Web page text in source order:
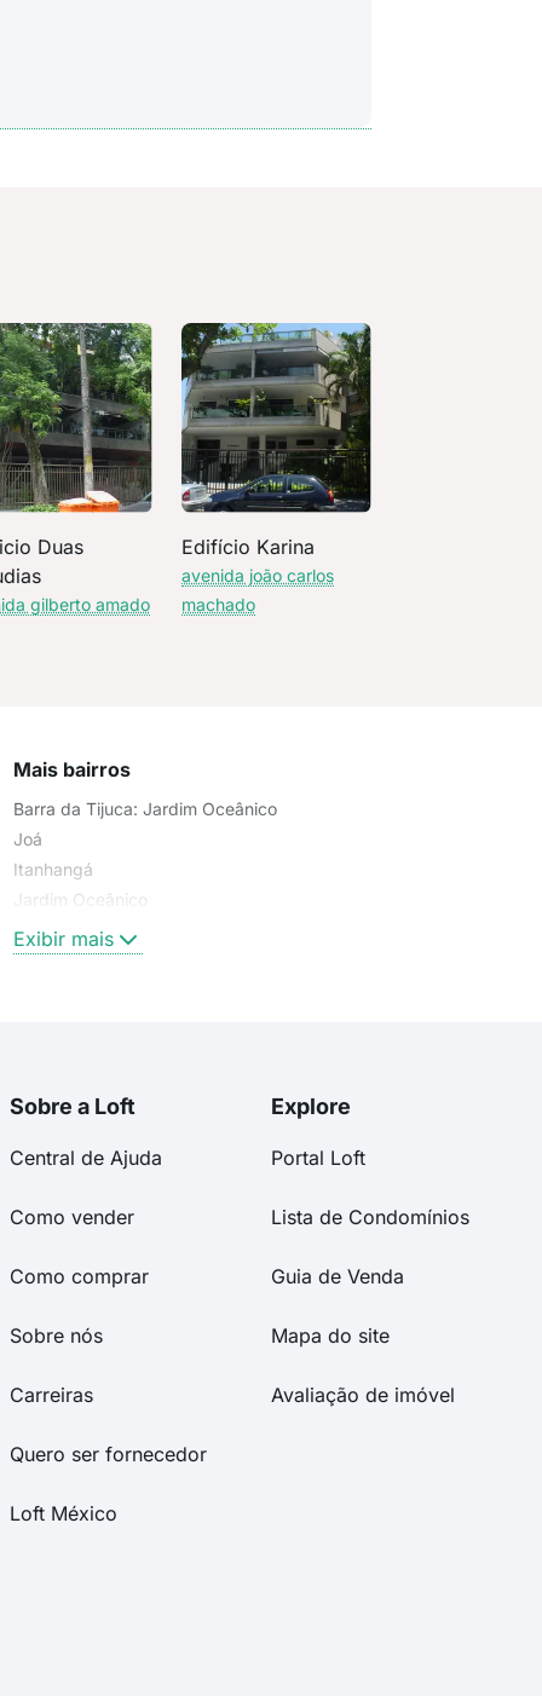
Duas
gilberto amado
Edifício Karina
avenida joão carlos
machado
Mais bairros
Barra da Tijuca: Jardim Oceânico
Joá
Itanhangá
Jardim Oceânico
Exibir mais
Sobre a Loft
Central de Ajuda
Como vender
Como comprar
Sobre nós
Carreiras
Quero ser fornecedor
Loft México
Explore
Portal Loft
Lista de Condomínios
Guia de Venda
Mapa do site
Avaliação de imóvel